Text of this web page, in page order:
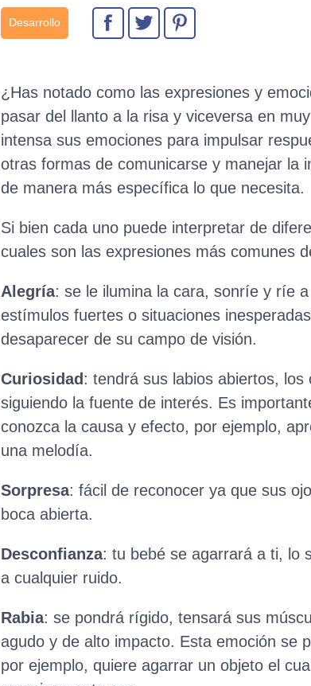
Desarrollo
¿Has notado como las expresiones y
pasar del llanto a la risa y viceversa en
intensa sus emociones para impulsar
otras formas de comunicarse y manejar la
de manera más específica lo que necesita.
Si bien cada uno puede interpretar de
cuales son las expresiones más comunes
Alegría: se le ilumina la cara, sonríe y ríe
estímulos fuertes o situaciones
desaparecer de su campo de visión.
Curiosidad : tendrá sus labios abiertos,
siguiendo la fuente de interés. Es
conozca la causa y efecto, por ejemplo,
una melodía.
Sorpresa: fácil de reconocer ya que sus
boca abierta.
Desconfianza: tu bebé se agarrará a ti, lo
a cualquier ruido.
Rabia: se pondrá rígido, tensará sus
agudo y de alto impacto. Esta emoción se
por ejemplo, quiere agarrar un objeto el